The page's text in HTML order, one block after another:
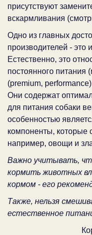
присутствуют
вскармливания
Одно из главных
производителей - это
Естественно, это
постоянного питания
(premium,
Они содержат
для питания собаки
особенностью
компоненты, которые
например, овощи и
Важно учитывать,
кормить животных
кормом - его
Также, нельзя
естественное